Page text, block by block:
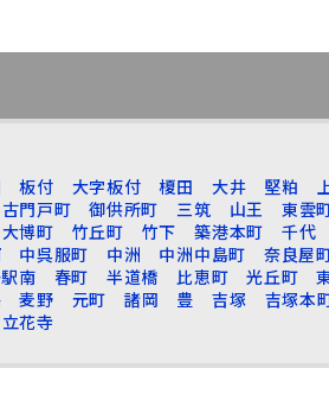
板付 大字板付 榎田 大井 堅粕
古門戸町 御供所町 三筑 山王 東雲
大博町 竹丘町 竹下 築港本町 千代
中呉服町 中洲 中洲中島町 奈良屋
南 春町 半道橋 比恵町 光丘町
麦野 元町 諸岡 豊 吉塚 吉塚本
立花寺